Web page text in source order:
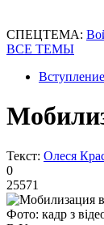
СПЕЦТЕМА:
ВСЕ ТЕМЫ
Текст: Олеся
0
25571
Фото: кадр з